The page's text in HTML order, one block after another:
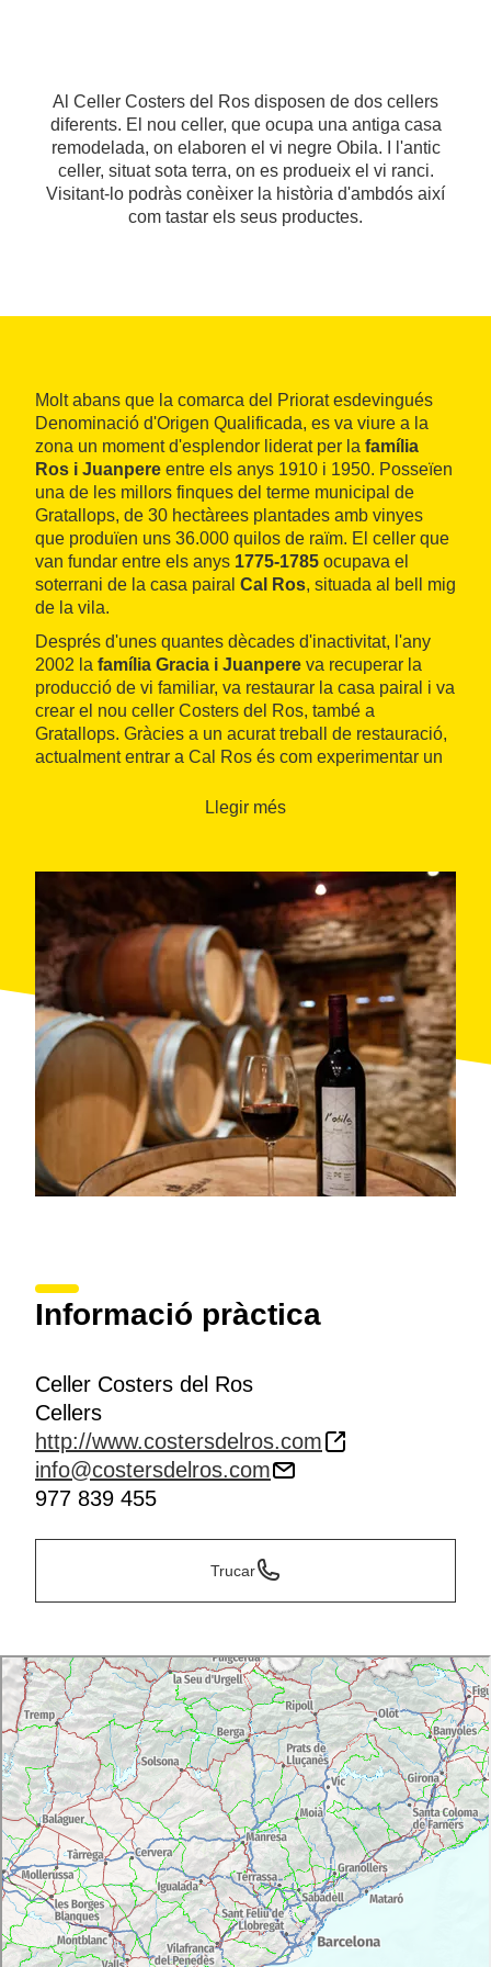
Al Celler Costers del Ros disposen de dos cellers
diferents. El nou celler, que ocupa una antiga casa
remodelada, on elaboren el vi negre Obila. I l'antic
celler, situat sota terra, on es produeix el vi ranci.
Visitant-lo podràs conèixer la història d'ambdós així
com tastar els seus productes.
Molt abans que la comarca del Priorat esdevingués
Denominació d'Origen Qualificada, es va viure a la
zona un moment d'esplendor liderat per la família
Ros i Juanpere entre els anys 1910 i 1950. Posseïen
una de les millors finques del terme municipal de
Gratallops, de 30 hectàrees plantades amb vinyes
que produïen uns 36.000 quilos de raïm. El celler que
van fundar entre els anys 1775-1785 ocupava el
soterrani de la casa pairal Cal Ros, situada al bell mig
de la vila.
Després d'unes quantes dècades d'inactivitat, l'any
2002 la família Gracia i Juanpere va recuperar la
producció de vi familiar, va restaurar la casa pairal i va
crear el nou celler Costers del Ros, també a
Gratallops. Gràcies a un acurat treball de restauració,
actualment entrar a Cal Ros és com experimentar un
sota terra on encara avui s'elabora el
, es treballa al nou celler, que ocupa una antiga
casa, de la qual només s'ha conservat la façana i
remodelat l'interior per equipar-la amb unes
modernes instal·lacions. Aquest exemplar de vi de
taula s'elabora a partir de les varietats garnatxa,
carinyena i cabernet sauvignon.
A Costers del Ros lesvisitessempre són
benvingudes, amb reserva prèvia, i permeten conèixer
la història del nou i antic celler, veure el procés
d'elaboració del vi i, finalment, tastar els seus
productes estrella: el vi negre i el vi ranci.
Llegir més
Informació pràctica
Celler Costers del Ros
Cellers
http://www.costersdelros.com
info@costersdelros.com
977 839 455
Trucar